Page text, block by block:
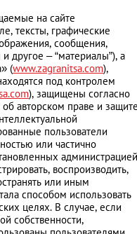
на сайте
тексты, графические
сообщения,
другое – “материалы”), а
(www.zagranitsa.com),
под контролем
), защищены согласно
авторском праве и
пользователи
или частично
администрацией
воспроизводить,
или иным
способом использовать
целях. В случае, если
собственности,